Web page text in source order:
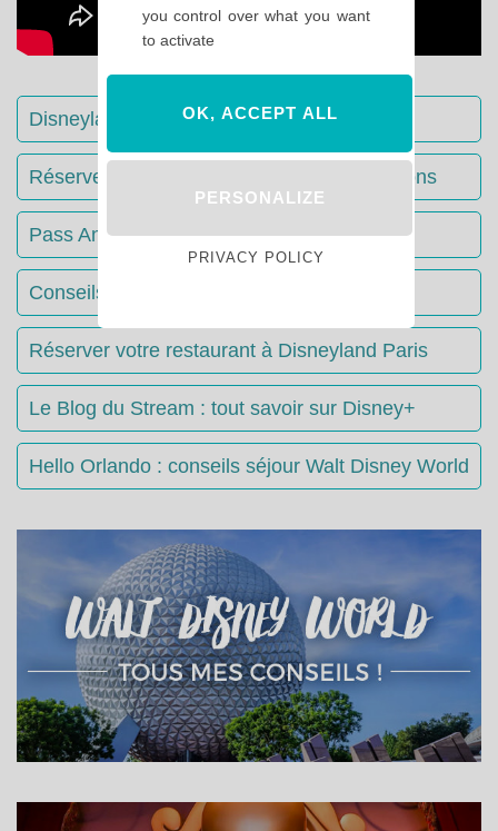
Disneyland Paris : Le guide complet
Réserver votre séjour : toutes les informations
Pass Annuels Disney : informations
Conseils & Astuces Disneyland Paris
Réserver votre restaurant à Disneyland Paris
Le Blog du Stream : tout savoir sur Disney+
Hello Orlando : conseils séjour Walt Disney World
you control over what you want
to activate
OK, ACCEPT ALL
PERSONALIZE
PRIVACY POLICY